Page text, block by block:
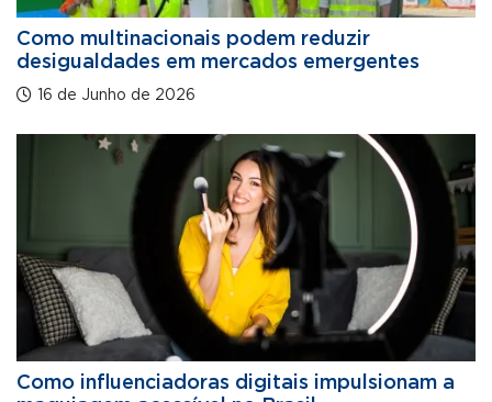
Como multinacionais podem reduzir
desigualdades em mercados emergentes
16 de Junho de 2026
Como influenciadoras digitais impulsionam a